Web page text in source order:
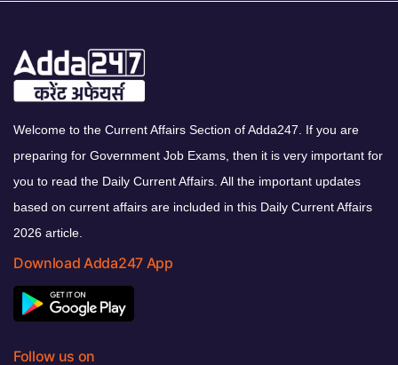
Welcome to the Current Affairs Section of Adda247. If you are
preparing for Government Job Exams, then it is very important for
you to read the Daily Current Affairs. All the important updates
based on current affairs are included in this Daily Current Affairs
2026 article.
Download Adda247 App
Follow us on